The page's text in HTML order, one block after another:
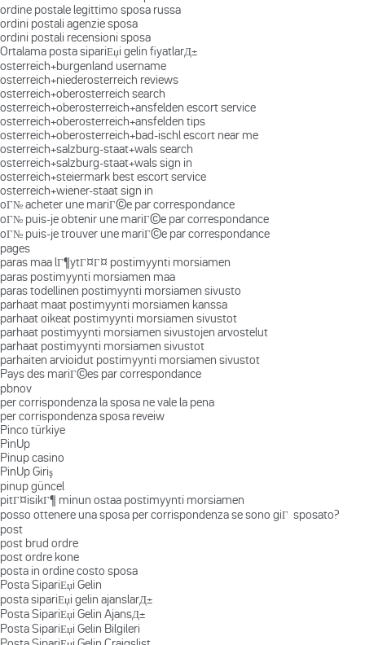
ordine postale legittimo sposa russa
ordini postali agenzie sposa
ordini postali recensioni sposa
Ortalama posta sipariЕџi gelin fiyatlarД±
osterreich+burgenland username
osterreich+niederosterreich reviews
osterreich+oberosterreich search
osterreich+oberosterreich+ansfelden escort service
osterreich+oberosterreich+ansfelden tips
osterreich+oberosterreich+bad-ischl escort near me
osterreich+salzburg-staat+wals search
osterreich+salzburg-staat+wals sign in
osterreich+steiermark best escort service
osterreich+wiener-staat sign in
oГ№ acheter une mariГ©e par correspondance
oГ№ puis-je obtenir une mariГ©e par correspondance
oГ№ puis-je trouver une mariГ©e par correspondance
pages
paras maa lГ¶ytГ¤Г¤ postimyynti morsiamen
paras postimyynti morsiamen maa
paras todellinen postimyynti morsiamen sivusto
parhaat maat postimyynti morsiamen kanssa
parhaat oikeat postimyynti morsiamen sivustot
parhaat postimyynti morsiamen sivustojen arvostelut
parhaat postimyynti morsiamen sivustot
parhaiten arvioidut postimyynti morsiamen sivustot
Pays des mariГ©es par correspondance
pbnov
per corrispondenza la sposa ne vale la pena
per corrispondenza sposa reveiw
Pinco türkiye
PinUp
Pinup casino
PinUp Giriş
pinup güncel
pitГ¤isikГ¶ minun ostaa postimyynti morsiamen
posso ottenere una sposa per corrispondenza se sono giГ sposato?
post
post brud ordre
post ordre kone
posta in ordine costo sposa
Posta SipariЕџi Gelin
posta sipariЕџi gelin ajanslarД±
Posta SipariЕџi Gelin AjansД±
Posta SipariЕџi Gelin Bilgileri